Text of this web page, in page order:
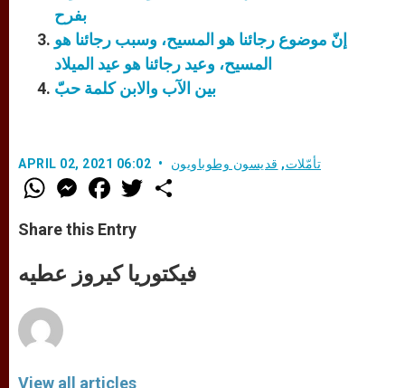
بفرح
إنّ موضوع رجائنا هو المسيح، وسبب رجائنا هو
المسيح، وعيد رجائنا هو عيد الميلاد
بين الآب والابن كلمة حبّ
APRIL 02, 2021 06:02 تأمّلات, قديسون وطوباويون
W
h
t
s
p
p
M
e
s
e
e
F
a
e
b
o
k
T
w
Share this Entry
فيكتوريا كيروز عطيه
View all articles